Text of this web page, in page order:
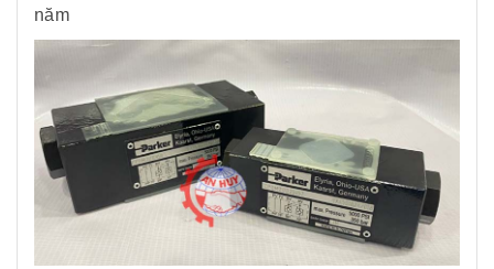
năm